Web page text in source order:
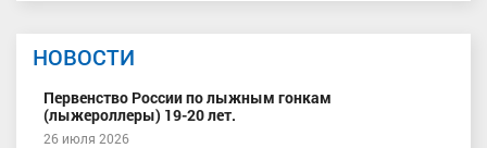
НОВОСТИ
Первенство России по лыжным гонкам
(лыжероллеры) 19-20 лет.
26 июля 2026